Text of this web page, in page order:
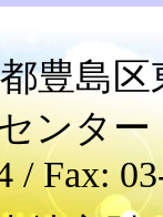
豊島
ンタ
/ Fax: